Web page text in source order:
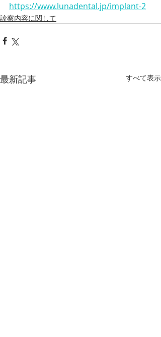
https://www.lunadental.jp/implant-2
診察内容に関して
最新記事 すべて表示